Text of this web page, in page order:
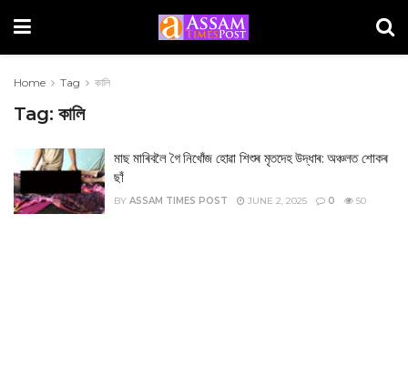
Home Tag কালি
Tag: কালি
মাছ মাৰিবলৈ গৈ নিখোঁজ হোৱা শিশুৰ মৃতদেহ উদ্ধাৰ: অঞ্চলত শোকৰ
ছাঁ
BY ASSAM TIMES POST JUNE 2, 2025 0 50